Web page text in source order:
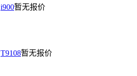
i900暂无报价
T9108暂无报价